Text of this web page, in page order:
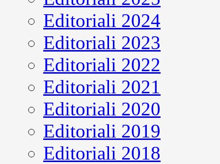
Editoriali 2024
Editoriali 2023
Editoriali 2022
Editoriali 2021
Editoriali 2020
Editoriali 2019
Editoriali 2018